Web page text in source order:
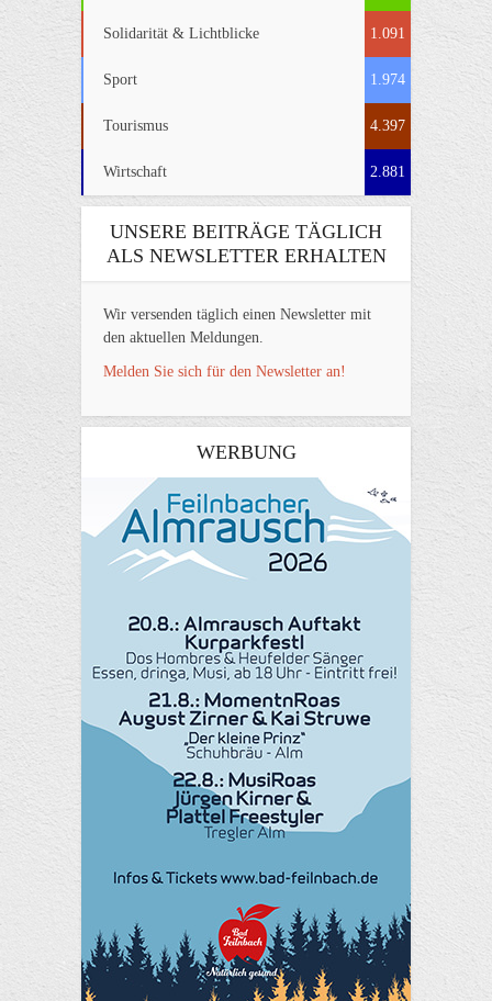
Solidarität & Lichtblicke 1.091
Sport 1.974
Tourismus 4.397
Wirtschaft 2.881
UNSERE BEITRÄGE TÄGLICH
ALS NEWSLETTER ERHALTEN
Wir versenden täglich einen Newsletter mit
den aktuellen Meldungen.
Melden Sie sich für den Newsletter an!
WERBUNG